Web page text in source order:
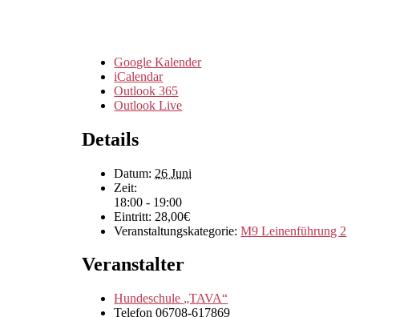
Google Kalender
iCalendar
Outlook 365
Outlook Live
Details
Datum: 26 Juni
Zeit:
18:00 - 19:00
Eintritt: 28,00€
Veranstaltungskategorie: M9 Leinenführung 2
Veranstalter
Hundeschule „TAVA“
Telefon06708-617869